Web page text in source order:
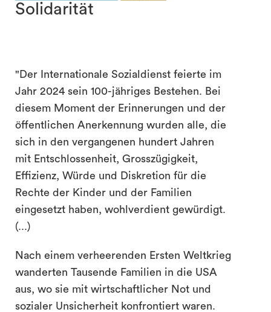
search
Solidarität
"Der Internationale Sozialdienst feierte im
Jahr 2024 sein 100-jähriges Bestehen. Bei
diesem Moment der Erinnerungen und der
öffentlichen Anerkennung wurden alle, die
sich in den vergangenen hundert Jahren
mit Entschlossenheit, Grosszügigkeit,
Effizienz, Würde und Diskretion für die
Rechte der Kinder und der Familien
eingesetzt haben, wohlverdient gewürdigt.
(...)
Nach einem verheerenden Ersten Weltkrieg
wanderten Tausende Familien in die USA
aus, wo sie mit wirtschaftlicher Not und
sozialer Unsicherheit konfrontiert waren.